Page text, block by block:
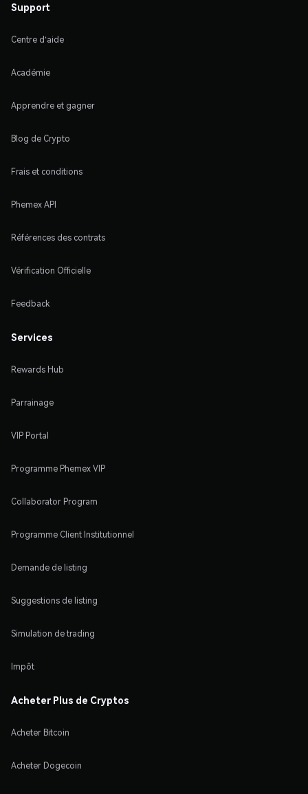
Support
Centre d'aide
Académie
Apprendre et gagner
Blog de Crypto
Frais et conditions
Phemex API
Références des contrats
Vérification Officielle
Feedback
Services
Rewards Hub
Parrainage
VIP Portal
Programme Phemex VIP
Collaborator Program
Programme Client Institutionnel
Demande de listing
Suggestions de listing
Simulation de trading
Impôt
Acheter Plus de Cryptos
Acheter Bitcoin
Acheter Dogecoin